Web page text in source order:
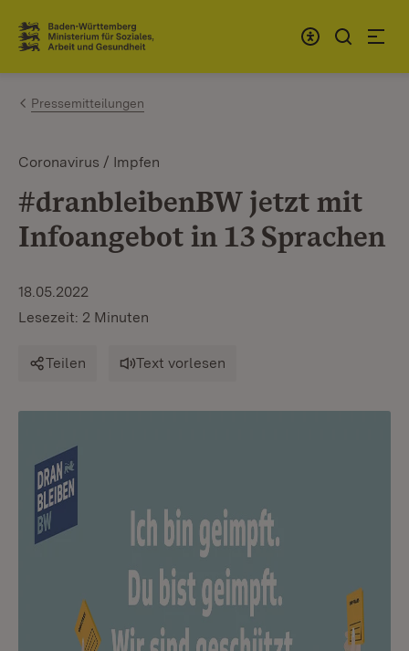
Zum Inhalt springen
Link zur Startseite
Pressemitteilungen
Coronavirus / Impfen
#dranbleibenBW jetzt mit
Infoangebot in 13 Sprachen
18.05.2022
Lesezeit: 2 Minuten
Teilen Text vorlesen